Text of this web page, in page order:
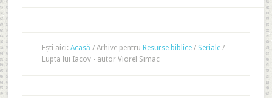
Ești aici: Acasă /Arhive pentru Resurse biblice / Seriale /
Lupta lui Iacov - autor Viorel Simac